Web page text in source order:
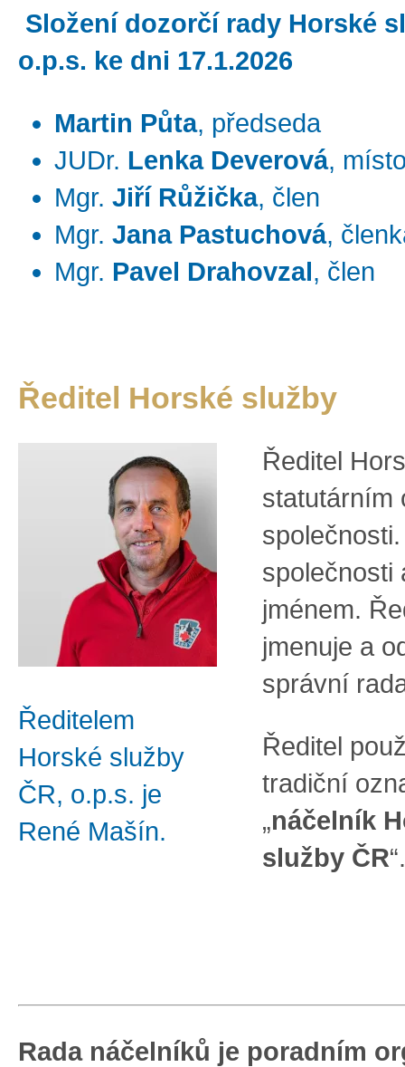
Složení dozorčí rady Horské
o.p.s. ke dni 17.1.2026
Martin Půta, předseda
JUDr. Lenka Deverová,
Mgr. Jiří Růžička, člen
Mgr. Jana Pastuchová,
Mgr. Pavel Drahovzal , člen
Ředitel Horské služby
Ředitelem
Horské služby
ČR, o.p.s. je
René Mašín.
Ředitel
statutárním
společnosti
jménem.
jmenuje a
správní
Ředitel
tradiční
„náčelník
služby ČR
Rada náčelníků je poradním